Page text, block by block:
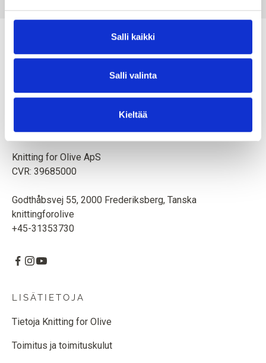
Salli kaikki
Salli valinta
Kieltää
Äiti ja tytär luovat neulemalleja ja korkealaatuista lankaa
eläimiä ja ympäristöä kunnioittaen. Toimipaikka on
Kööpenhaminassa, Tanskassa.
Knitting for Olive ApS
CVR: 39685000
Godthåbsvej 55, 2000 Frederiksberg, Tanska
knittingforolive
+45-31353730
LISÄTIETOJA
Tietoja Knitting for Olive
Toimitus ja toimituskulut